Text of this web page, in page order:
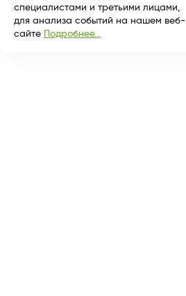
специалистами и третьими лицами,
для анализа событий на нашем веб-
сайте Подробнее...